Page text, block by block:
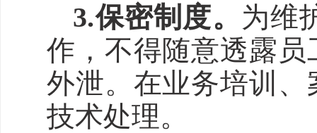
3.保密制度。 为维
作，不得随意透露
外泄。在业务培训
技术处理。